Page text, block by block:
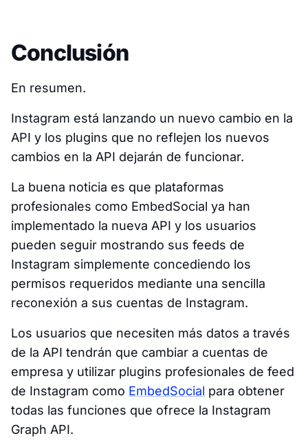
Conclusión
En resumen.
Instagram está lanzando un nuevo cambio en la
API y los plugins que no reflejen los nuevos
cambios en la API dejarán de funcionar.
La buena noticia es que plataformas
profesionales como EmbedSocial ya han
implementado la nueva API y los usuarios
pueden seguir mostrando sus feeds de
Instagram simplemente concediendo los
permisos requeridos mediante una sencilla
reconexión a sus cuentas de Instagram.
Los usuarios que necesiten más datos a través
de la API tendrán que cambiar a cuentas de
empresa y utilizar plugins profesionales de feed
de Instagram como EmbedSocial para obtener
todas las funciones que ofrece la Instagram
Graph API.